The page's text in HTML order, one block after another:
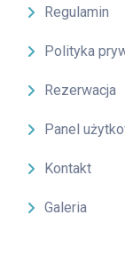
Regulamin
Polityka
Rezerwacja
Panel
Kontakt
Galeria